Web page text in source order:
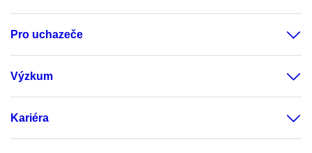
Pro uchazeče
Výzkum
Kariéra